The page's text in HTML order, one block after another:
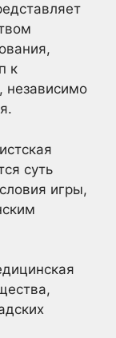
к
независимо
суть
игры,